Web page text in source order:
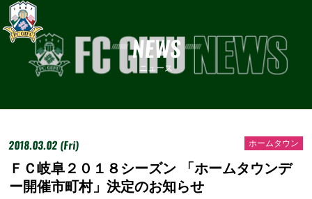
NEWS
ニュース
2018.03.02 (Fri) ホームタウン
ＦＣ岐阜２０１８シーズン 「ホームタウンデ
ー開催市町村」決定のお知らせ